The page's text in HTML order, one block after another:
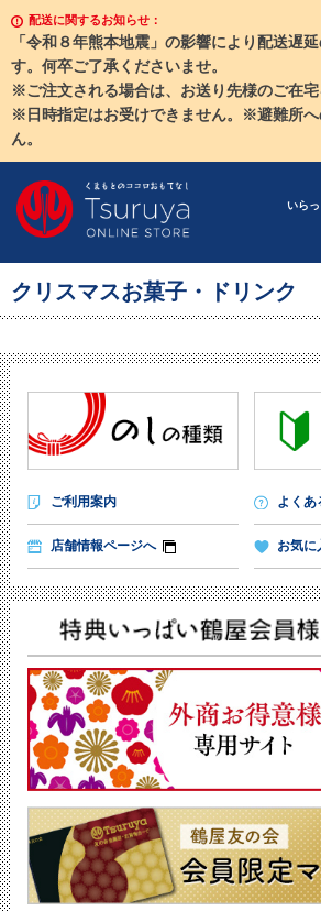
配送に関するお知らせ：
「令和８年熊本地震」の影響により配送遅
す。何卒ご了承くださいませ。
※ご注文される場合は、お送り先様のご在宅
※日時指定はお受けできません。※避難所
ん。
いら
クリスマスお菓子・ドリンク
ご利用案内 よくあ
店舗情報ページへ お気に